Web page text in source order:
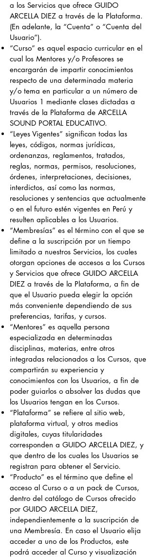
a los Servicios que ofrece GUIDO
ARCELLA DIEZ a través de la Plataforma.
(En adelante, la “Cuenta” o “Cuenta del
Usuario”).
“Curso” es aquel espacio curricular en el
cual los Mentores y/o Profesores se
encargarán de impartir conocimientos
respecto de una determinada materia
y/o tema en particular a un número de
Usuarios 1 mediante clases dictadas a
través de la Plataforma de ARCELLA
SOUND PORTAL EDUCATIVO.
“Leyes Vigentes” significan todas las
leyes, códigos, normas jurídicas,
ordenanzas, reglamentos, tratados,
reglas, normas, permisos, resoluciones,
órdenes, interpretaciones, decisiones,
interdictos, así como las normas,
resoluciones y sentencias que actualmente
o en el futuro estén vigentes en Perú y
resulten aplicables a los Usuarios.
“Membresías” es el término con el que se
define a la suscripción por un tiempo
limitado a nuestros Servicios, los cuales
otorgan opciones de accesos a los Cursos
y Servicios que ofrece GUIDO ARCELLA
DIEZ a través de la Plataforma, a fin de
que el Usuario pueda elegir la opción
más conveniente dependiendo de sus
preferencias, tarifas, y cursos.
“Mentores” es aquella persona
especializada en determinadas
disciplinas, materias, entre otros
integradas relacionados a los Cursos, que
compartirán su experiencia y
conocimientos con los Usuarios, a fin de
poder guiarlos o absolver las dudas que
los Usuarios tengan en los Cursos.
“Plataforma” se refiere al sitio web,
plataforma virtual, y otros medios
digitales, cuyas titularidades
corresponden a GUIDO ARCELLA DIEZ, y
que dentro de los cuales los Usuarios se
registran para obtener el Servicio.
“Producto” es el término que define el
acceso al Curso o a un pack de Cursos,
dentro del catálogo de Cursos ofrecido
por GUIDO ARCELLA DIEZ,
independientemente a la suscripción de
una Membresía. En caso el Usuario elija
acceder a uno de los Productos, este
podrá acceder al Curso y visualización